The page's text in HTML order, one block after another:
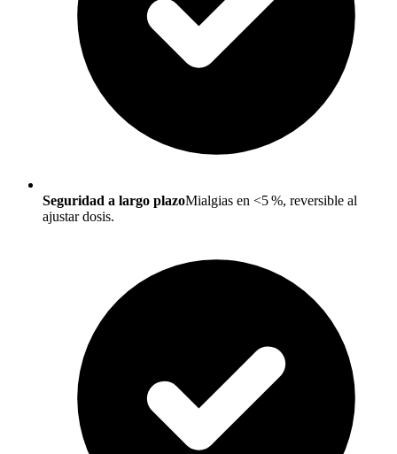
Seguridad a largo plazoMialgias en <5 %, reversible al
ajustar dosis.